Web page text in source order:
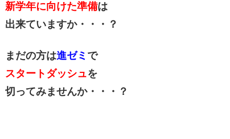
新学年に向けた準備は
出来ていますか・・・？
まだの方は進ゼミ で
スタートダッシュを
切ってみませんか・・・？